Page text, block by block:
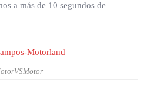
a más de 10 segundos de